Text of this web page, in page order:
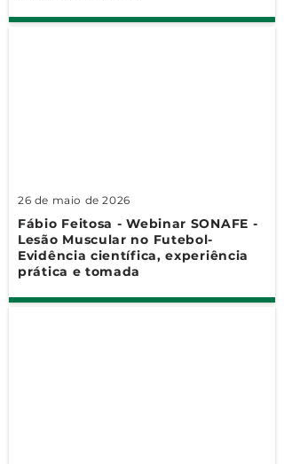
26 de maio de 2026
Fábio Feitosa - Webinar SONAFE -
Lesão Muscular no Futebol-
Evidência científica, experiência
prática e tomada